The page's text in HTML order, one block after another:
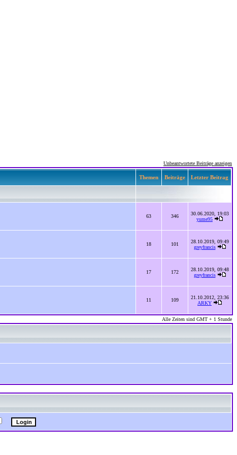
Unbeantwortete Beiträge anzeigen
Themen Beiträge Letzter Beitrag
63 346
30.06.2020, 19:03
yume95
18 101
28.10.2019, 09:49
greyfrancis
17 172
28.10.2019, 09:48
greyfrancis
11 109
21.10.2012, 23:36
ARKY
Alle Zeiten sind GMT + 1 Stunde